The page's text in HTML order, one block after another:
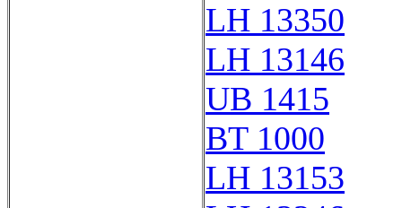
LH 13350
LH 13146
UB 1415
BT 1000
LH 13153